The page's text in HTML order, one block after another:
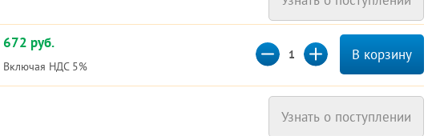
672 руб.
Включая НДС 5%
В корзину
Узнать о поступлении